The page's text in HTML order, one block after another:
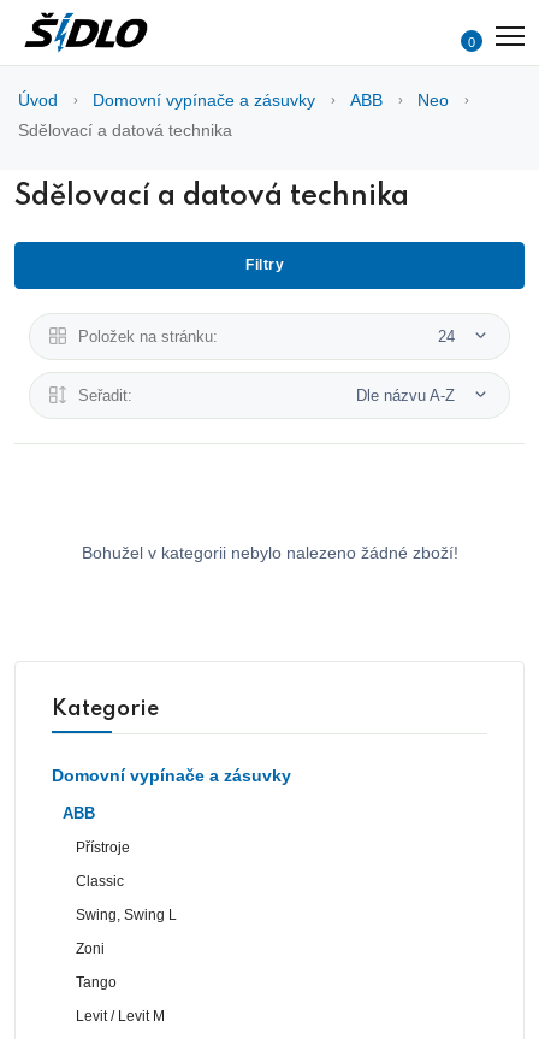
0
Úvod Domovní vypínače a zásuvky ABB
Neo
Sdělovací a datová technika
Sdělovací a datová technika
Filtry
Položek na stránku: 24
Seřadit: Dle názvu A-Z
Bohužel v kategorii nebylo nalezeno žádné zboží!
Kategorie
Domovní vypínače a zásuvky
ABB
Přístroje
Classic
Swing, Swing L
Zoni
Tango
Levit / Levit M